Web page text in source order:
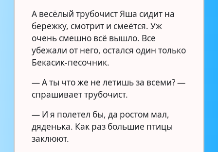
А весёлый трубочист Яша сидит на
бережку, смотрит и смеётся. Уж
очень смешно всё вышло. Все
убежали от него, остался один только
Бекасик-песочник.
— А ты что же не летишь за всеми? —
спрашивает трубочист.
— И я полетел бы, да ростом мал,
дяденька. Как раз большие птицы
заклюют.